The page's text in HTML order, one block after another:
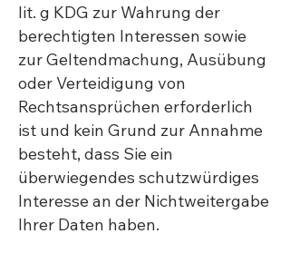
lit. g KDG zur Wahrung der
berechtigten Interessen sowie
zur Geltendmachung, Ausübung
oder Verteidigung von
Rechtsansprüchen erforderlich
ist und kein Grund zur Annahme
besteht, dass Sie ein
überwiegendes schutzwürdiges
Interesse an der Nichtweitergabe
Ihrer Daten haben.